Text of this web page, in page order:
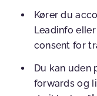
Kører du
Leadinfo
consent for
Du kan uden
forwards og